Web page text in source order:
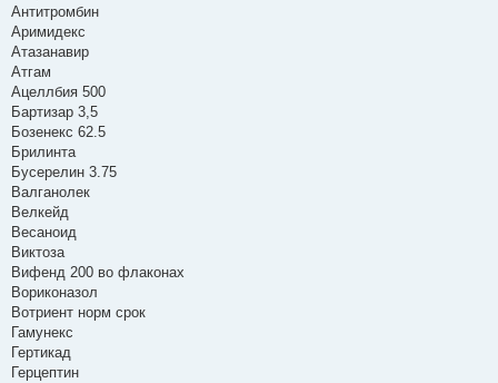
Антитромбин
Аримидекс
Атазанавир
Атгам
Ацеллбия 500
Бартизар 3,5
Бозенекс 62.5
Брилинта
Бусерелин 3.75
Валганолек
Велкейд
Весаноид
Виктоза
Вифенд 200 во флаконах
Вориконазол
Вотриент норм срок
Гамунекс
Гертикад
Герцептин